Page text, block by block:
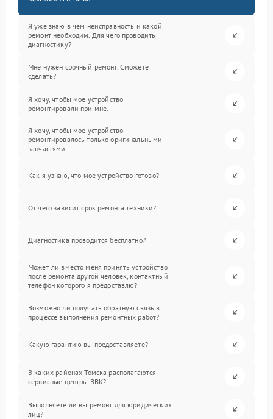
Я уже знаю в чем неисправность и какой
ремонт необходим. Для чего проводить
диагностику?
Мне нужен срочный ремонт. Сможете
сделать?
Я хочу, чтобы мое устройство
ремонтировали при мне.
Я хочу, чтобы мое устройство
ремонтировалось только оригинальными
запчастями.
Как я узнаю, что мое устройство готово?
От чего зависит срок ремонта техники?
Диагностика проводится бесплатно?
Может ли вместо меня принять устройство
после ремонта другой человек, контактный
телефон которого я предоставлю?
Возможно ли получать обратную связь в
процессе выполнения ремонтных работ?
Какую гарантию вы предоставляете?
В каких районах Томска располагаются
сервисные центры BBK?
Выполняете ли вы ремонт для юридических
лиц?